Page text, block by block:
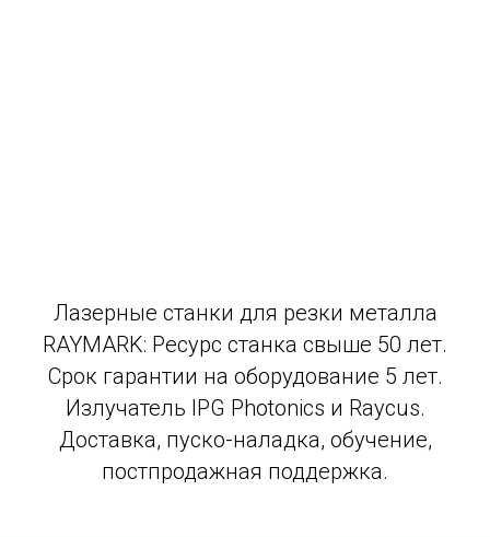
Лазерные станки для резки металла
RAYMARK: Ресурс станка свыше 50 лет.
Срок гарантии на оборудование 5 лет.
Излучатель IPG Photonics и Raycus.
Доставка, пуско-наладка, обучение,
постпродажная поддержка.